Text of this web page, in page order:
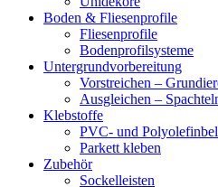
Boden & Fliesenprofile
Fliesenprofile
Bodenprofilsysteme
Untergrundvorbereitung
Vorstreichen –
Ausgleichen –
Klebstoffe
PVC- und
Parkett kleben
Zubehör
Sockelleisten